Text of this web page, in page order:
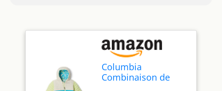
Columbia
Combinaison de